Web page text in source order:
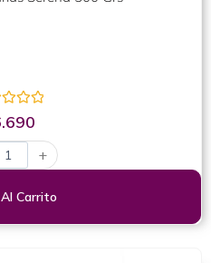
+
Carrito